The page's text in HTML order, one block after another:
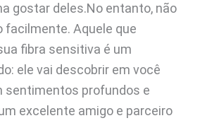
gostar deles.No entanto, não
facilmente. Aquele que
fibra sensitiva é um
ele vai descobrir em você
sentimentos profundos e
excelente amigo e parceiro